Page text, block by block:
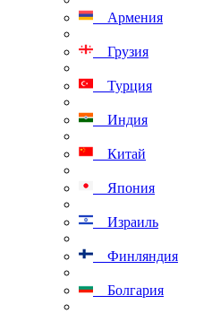
Армения
Грузия
Турция
Индия
Китай
Япония
Израиль
Финляндия
Болгария